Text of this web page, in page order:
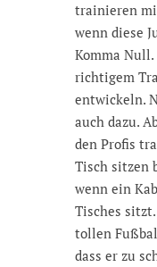
trainieren
wenn diese
Komma
richtigem
entwickeln.
auch dazu.
den Profis
Tisch sitzen
wenn ein
Tisches
tollen
dass er zu